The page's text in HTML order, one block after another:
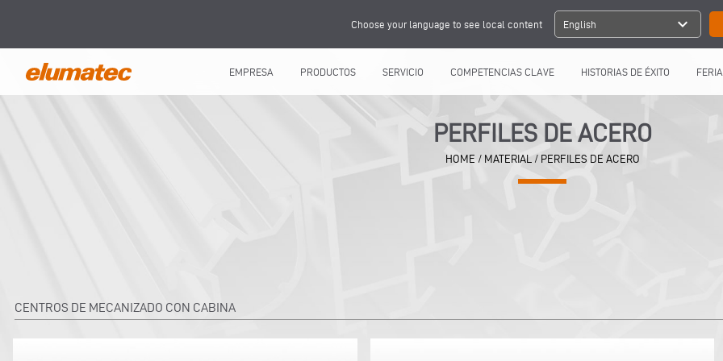
Choose your language to see local content English expand_more
EMPRESA PRODUCTOS SERVICIO COMPETENCIAS CLAVE HISTORIAS DE ÉXITO
PERFILES DE ACERO
HOME / MATERIAL/ PERFILES DE ACERO
CENTROS DE MECANIZADO CON CABINA